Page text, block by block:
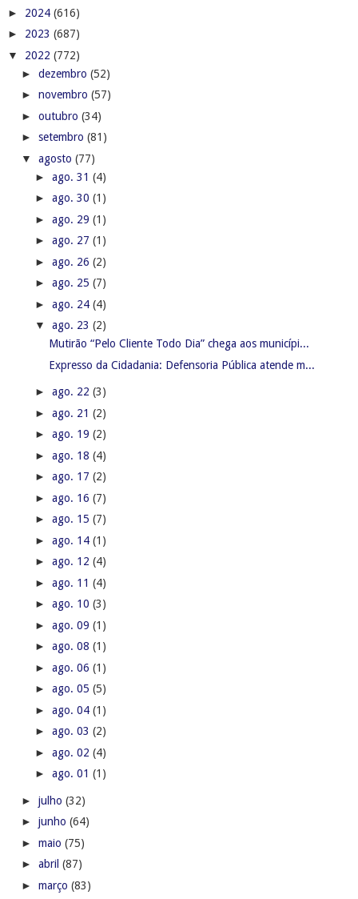
► 2024 (616)
► 2023 (687)
▼ 2022 (772)
► dezembro (52)
► novembro (57)
► outubro (34)
► setembro (81)
▼ agosto (77)
► ago. 31 (4)
► ago. 30 (1)
► ago. 29 (1)
► ago. 27 (1)
► ago. 26 (2)
► ago. 25 (7)
► ago. 24 (4)
▼ ago. 23 (2)
Mutirão “Pelo Cliente Todo Dia” chega aos municípi...
Expresso da Cidadania: Defensoria Pública atende m...
► ago. 22 (3)
► ago. 21 (2)
► ago. 19 (2)
► ago. 18 (4)
► ago. 17 (2)
► ago. 16 (7)
► ago. 15 (7)
► ago. 14 (1)
► ago. 12 (4)
► ago. 11 (4)
► ago. 10 (3)
► ago. 09 (1)
► ago. 08 (1)
► ago. 06 (1)
► ago. 05 (5)
► ago. 04 (1)
► ago. 03 (2)
► ago. 02 (4)
► ago. 01 (1)
► julho (32)
► junho (64)
► maio (75)
► abril (87)
► março (83)